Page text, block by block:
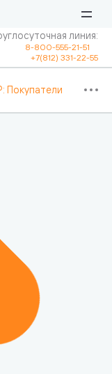
линия:
8-800-555-21-51
+7(812) 331-22-55
Покупатели